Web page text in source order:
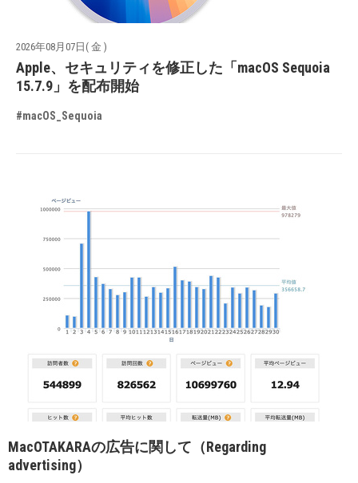
2026年08月07日( 金 )
Apple、セキュリティを修正した「macOS Sequoia
15.7.9」を配布開始
#macOS_Sequoia
MacOTAKARAの広告に関して（Regarding
advertising）